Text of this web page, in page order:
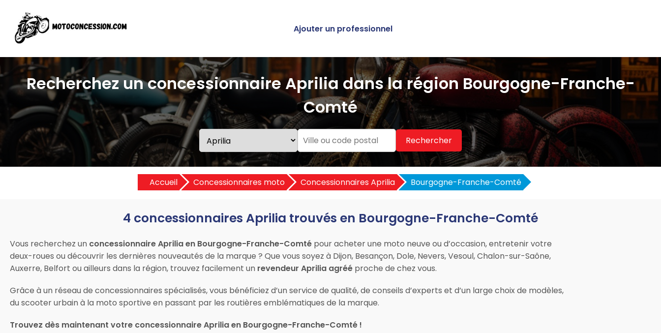
Ajouter un professionnel
Recherchez un concessionnaire Aprilia dans la région Bourgogne-Franche-
Comté
Rechercher
Accueil Concessionnaires moto Concessionnaires Aprilia Bourgogne-Franche-Comté
4 concessionnaires Aprilia trouvés en Bourgogne-Franche-Comté
Vous recherchez un concessionnaire Aprilia en Bourgogne-Franche-Comté pour acheter une moto neuve ou d’occasion, entretenir votre
deux-roues ou découvrir les dernières nouveautés de la marque ? Que vous soyez à Dijon, Besançon, Dole, Nevers, Vesoul, Chalon-sur-Saône,
Auxerre, Belfort ou ailleurs dans la région, trouvez facilement un revendeur Aprilia agréé proche de chez vous.
Grâce à un réseau de concessionnaires spécialisés, vous bénéficiez d’un service de qualité, de conseils d’experts et d’un large choix de modèles,
du scooter urbain à la moto sportive en passant par les routières emblématiques de la marque.
Trouvez dès maintenant votre concessionnaire Aprilia en Bourgogne-Franche-Comté !